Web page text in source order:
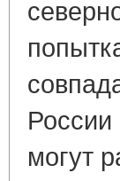
могут